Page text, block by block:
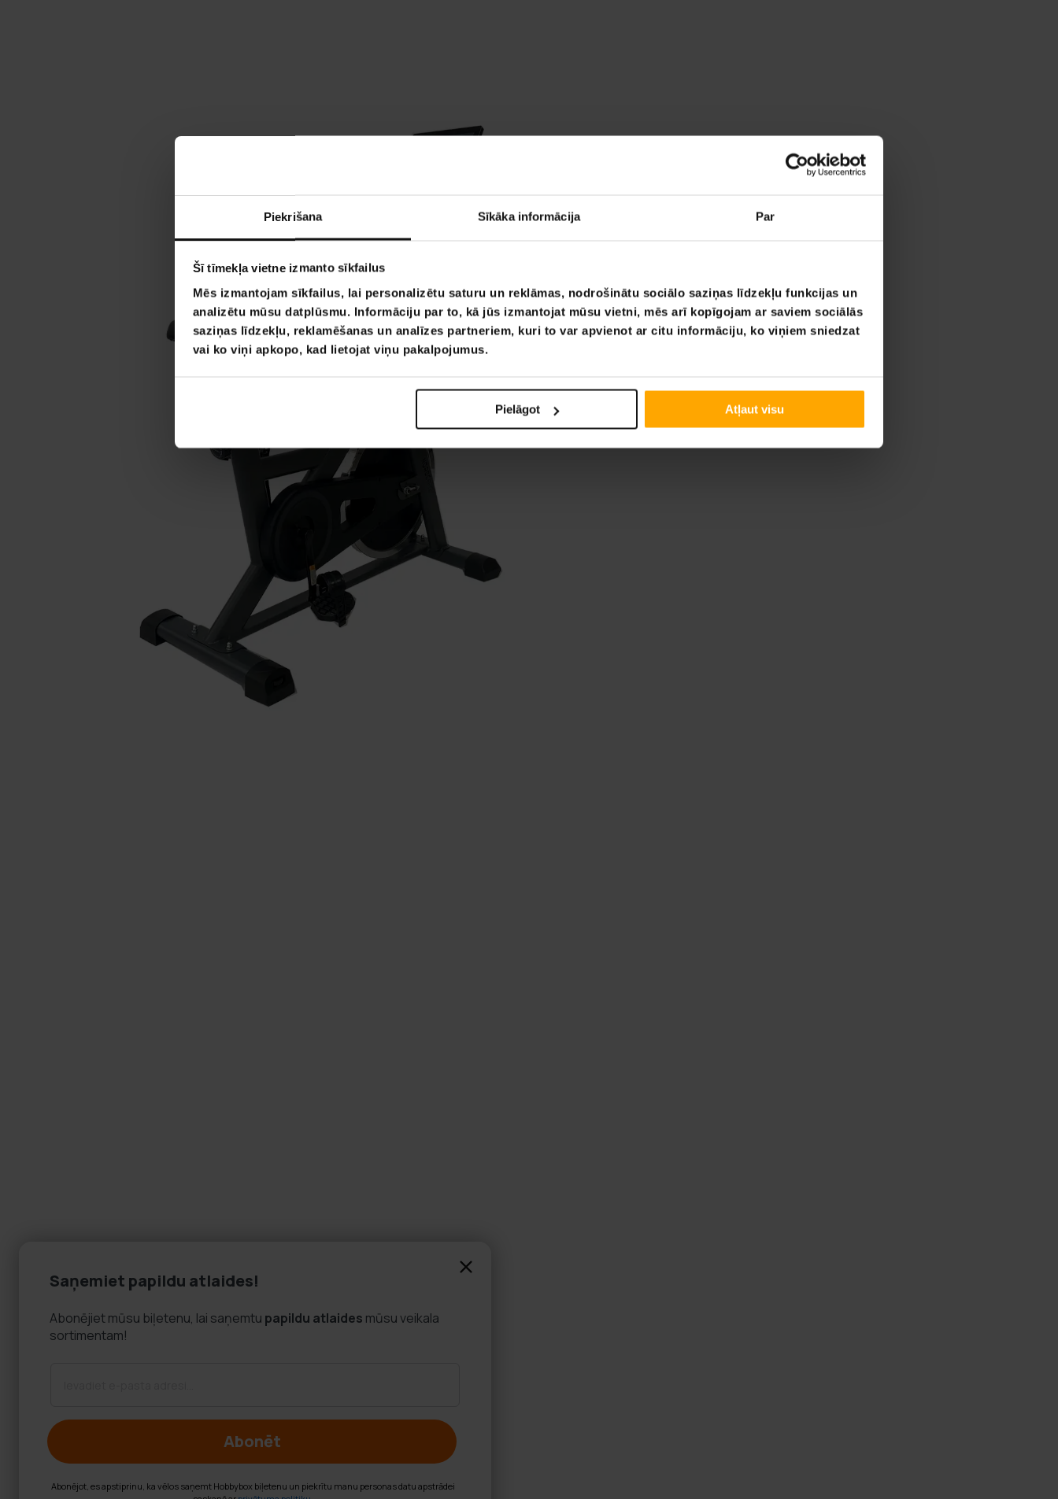
Piekrišana Sīkāka informācija Par
Šī tīmekļa vietne izmanto sīkfailus
Mēs izmantojam sīkfailus, lai personalizētu saturu un reklāmas, nodrošinātu sociālo saziņas līdzekļu funkcijas un
analizētu mūsu datplūsmu. Informāciju par to, kā jūs izmantojat mūsu vietni, mēs arī kopīgojam ar saviem sociālās
saziņas līdzekļu, reklamēšanas un analīzes partneriem, kuri to var apvienot ar citu informāciju, ko viņiem sniedzat
vai ko viņi apkopo, kad lietojat viņu pakalpojumus.
Pielāgot Atļaut visu
Saņemiet papildu atlaides!
Abonējiet mūsu biļetenu, lai saņemtu papildu atlaides mūsu veikala
sortimentam!
Abonēt
Abonējot, es apstiprinu, ka vēlos saņemt Hobbybox biļetenu un piekrītu manu personas datu apstrādei